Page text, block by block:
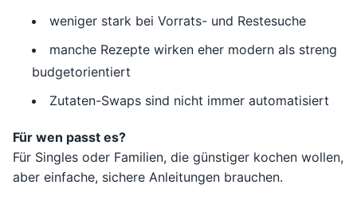
weniger stark bei Vorrats- und Restesuche
manche Rezepte wirken eher modern als streng
budgetorientiert
Zutaten-Swaps sind nicht immer automatisiert
Für wen passt es?
Für Singles oder Familien, die günstiger kochen wollen,
aber einfache, sichere Anleitungen brauchen.